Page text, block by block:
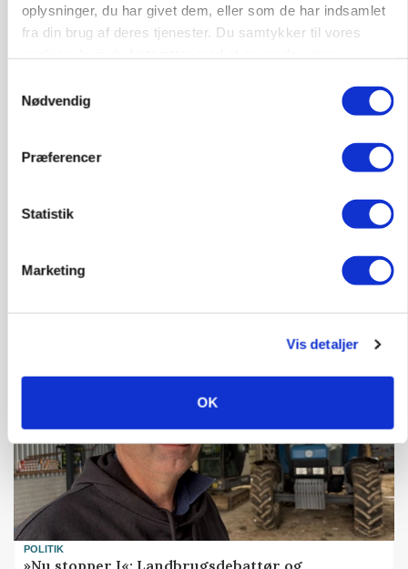
oplysninger, du har givet dem, eller som de har indsamlet
fra din brug af deres tjenester. Du samtykker til vores
Nødvendig
Præferencer
Statistik
Marketing
Vis detaljer
OK
GRISE
POLITIK